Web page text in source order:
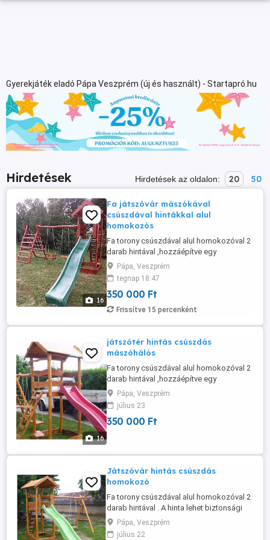
Gyerekjáték eladó Pápa Veszprém (új és használt) - Startapró.hu
Hirdetések Hirdetések az oldalon: 20 50
16
Fa játszóvár mászókával
csúszdával hintákkal alul
homokozós
Fa torony csúszdával alul homokozóval 2
darab hintával ,hozzáépítve egy
mászóhálós mászókával amelynek egyik
oldala kötélháló a másik létra. A hinta
lehet biztonsági vagy lap hinta. A csúszda
csúszófelülete 3 méter színe választható
kék,zöld,sárga,piros. A játszóvár akácból
és tölgyből készül ami keményfa ...
Pápa, Veszprém
tegnap 18:47
350 000 Ft
Frissítve 15 percenként
16
játszótér hintás csúszdás
mászóhálós
Fa torony csúszdával alul homokozóval 2
darab hintával ,hozzáépítve egy
mászóhálós mászókával amelynek egyik
oldala kötélháló a másik létra. A hinta
lehet biztonsági vagy lap hinta. A csúszda
csúszófelülete 3 méter színe választható
Pápa, Veszprém
július 23
350 000 Ft
Játszóvár hintás csúszdás
homokozó
Fa torony csúszdával alul homokozóval 2
darab hintával . A hinta lehet biztonsági
vagy lap hinta. A csúszda csúszófelülete
3 méter színe választható kék, zöld,
Pápa, Veszprém
július 22